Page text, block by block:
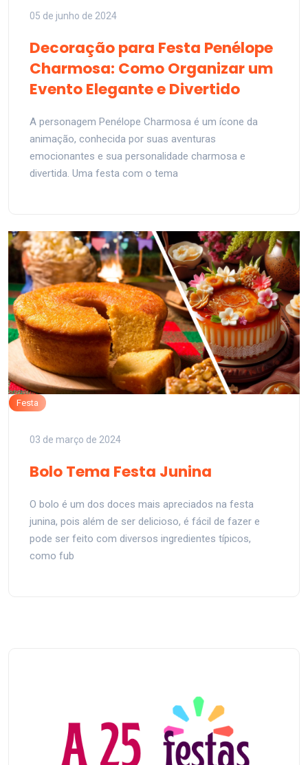
05 de junho de 2024
Decoração para Festa Penélope
Charmosa: Como Organizar um
Evento Elegante e Divertido
A personagem Penélope Charmosa é um ícone da
animação, conhecida por suas aventuras
emocionantes e sua personalidade charmosa e
divertida. Uma festa com o tema
Festa
03 de março de 2024
Bolo Tema Festa Junina
O bolo é um dos doces mais apreciados na festa
junina, pois além de ser delicioso, é fácil de fazer e
pode ser feito com diversos ingredientes típicos,
como fub